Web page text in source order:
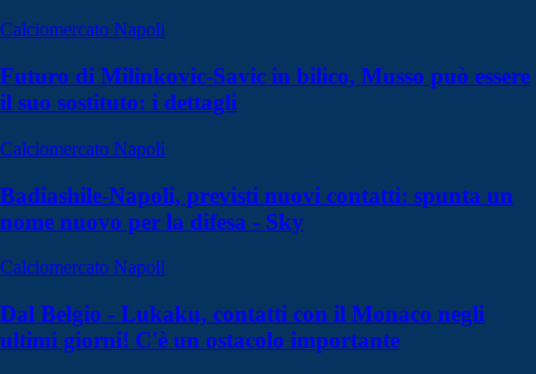
Calciomercato Napoli
Futuro di Milinkovic-Savic in bilico, Musso può essere
il suo sostituto: i dettagli
Calciomercato Napoli
Badiashile-Napoli, previsti nuovi contatti: spunta un
nome nuovo per la difesa - Sky
Calciomercato Napoli
Dal Belgio - Lukaku, contatti con il Monaco negli
ultimi giorni! C'è un ostacolo importante